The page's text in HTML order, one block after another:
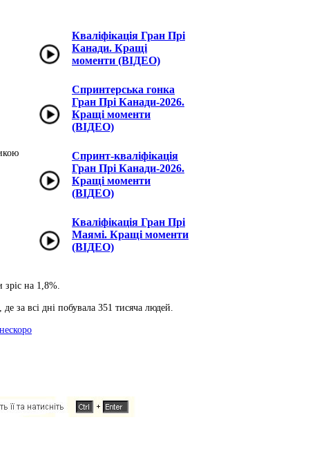
Кваліфікація Гран Прі
Канади. Кращі
моменти (ВІДЕО)
Спринтерська гонка
Гран Прі Канади-2026.
Кращі моменти
(ВІДЕО)
Спринт-кваліфікація
Гран Прі Канади-2026.
Кращі моменти
(ВІДЕО)
Кваліфікація Гран Прі
Маямі. Кращі моменти
(ВІДЕО)
на 1,8%.
за всі дні побувала 351 тисяча людей.